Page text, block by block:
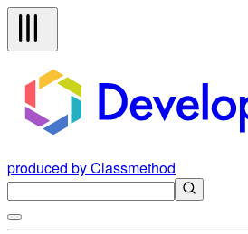
produced by Classmethod